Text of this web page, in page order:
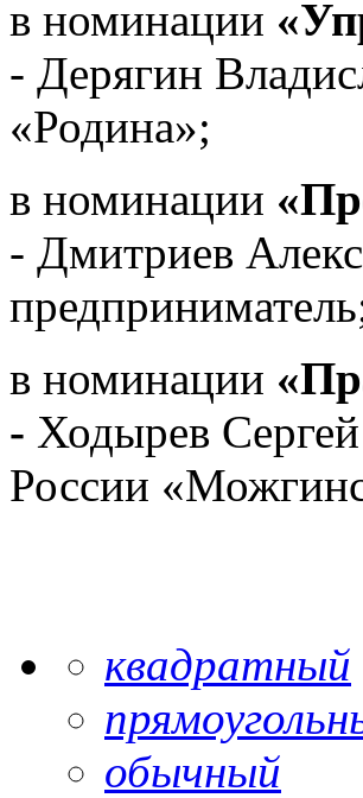
в номинации
- Дерягин
«Родина»;
в номинации
- Дмитриев
в номинации
- Ходырев
России
квадратный
обычный